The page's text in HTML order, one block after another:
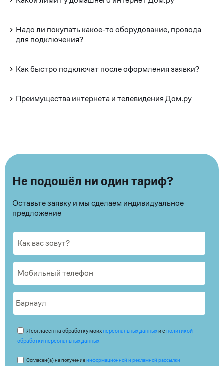
Надо ли покупать какое-то оборудование, провода
для подключения?
Как быстро подключат после оформления заявки?
Преимущества интернета и телевидения Дом.ру
Не подошёл ни один тариф?
Оставьте заявку и мы сделаем индивидуальное
предложение
Я согласен на обработку моих персональных данныхи с политикой
обработки персональных данных
Согласен(а) на получениеинформационной и рекламной рассылки